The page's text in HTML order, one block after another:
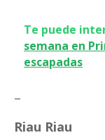
Te puede
semana en
escapadas
–
Riau Riau